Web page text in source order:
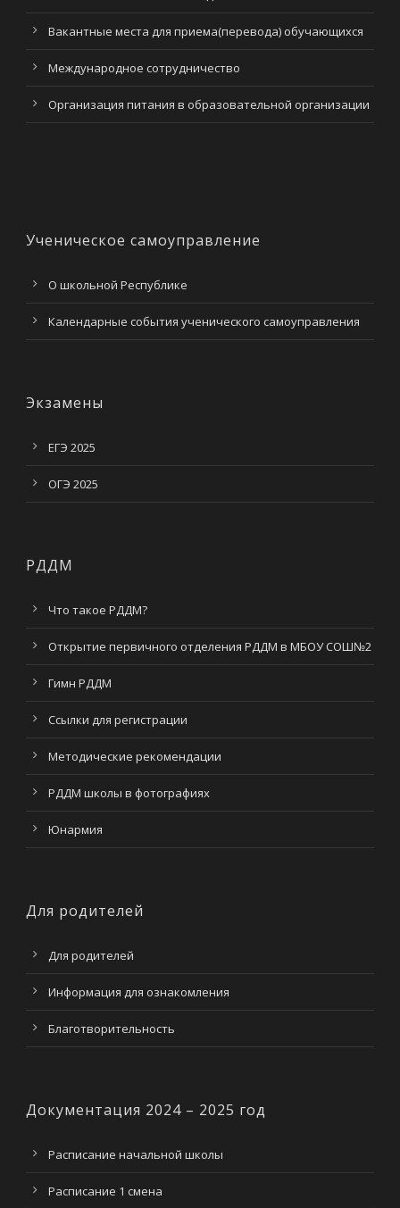
Вакантные места для приема(перевода) обучающихся
Международное сотрудничество
Организация питания в образовательной организации
Ученическое самоуправление
О школьной Республике
Календарные события ученического самоуправления
Экзамены
ЕГЭ 2025
ОГЭ 2025
РДДМ
Что такое РДДМ?
Открытие первичного отделения РДДМ в МБОУ СОШ№2
Гимн РДДМ
Ссылки для регистрации
Методические рекомендации
РДДМ школы в фотографиях
Юнармия
Для родителей
Для родителей
Информация для ознакомления
Благотворительность
Документация 2024 – 2025 год
Расписание начальной школы
Расписание 1 смена